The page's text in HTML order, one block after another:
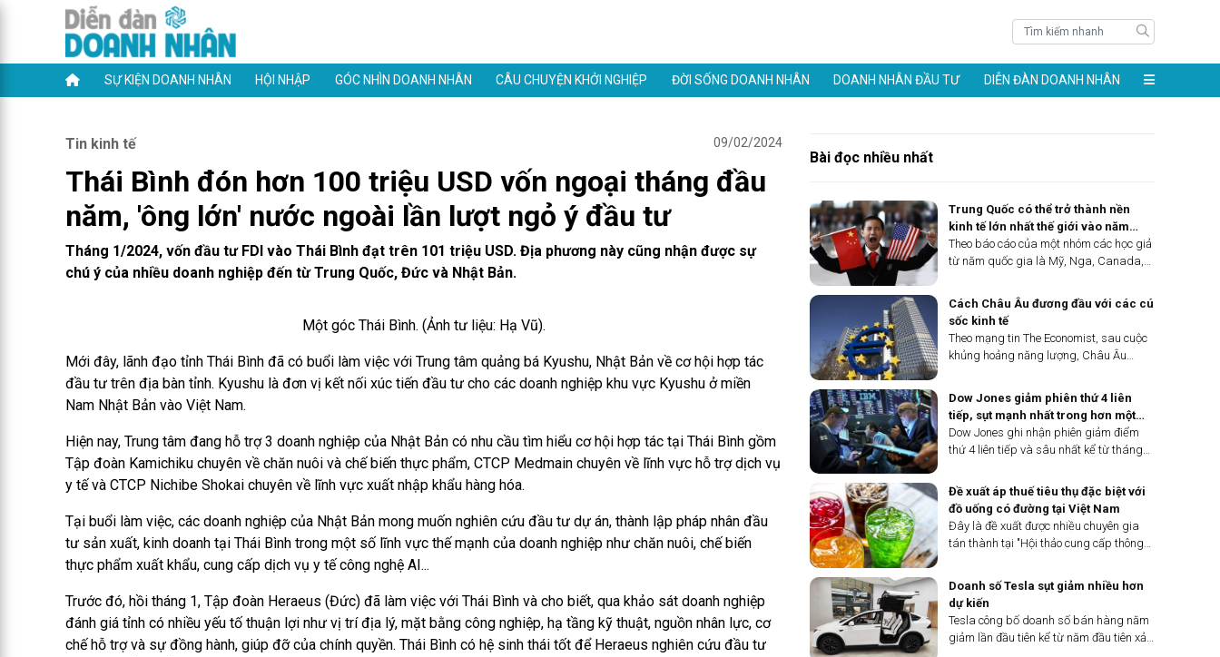
SỰ KIỆN DOANH NHÂN HỘI NHẬP GÓC NHÌN DOANH NHÂN CÂU CHUYỆN KHỞI NGHIỆP ĐỜI SỐNG DOANH NHÂN DOANH NHÂN ĐẦU TƯ DIỄN ĐÀN DOANH NHÂN
Tin kinh tế 09/02/2024
Thái Bình đón hơn 100 triệu USD vốn ngoại tháng đầu
năm, 'ông lớn' nước ngoài lần lượt ngỏ ý đầu tư
Tháng 1/2024, vốn đầu tư FDI vào Thái Bình đạt trên 101 triệu USD. Địa phương này cũng nhận được sự
chú ý của nhiều doanh nghiệp đến từ Trung Quốc, Đức và Nhật Bản.
Một góc Thái Bình. (Ảnh tư liệu: Hạ Vũ).
Mới đây, lãnh đạo tỉnh Thái Bình đã có buổi làm việc với Trung tâm quảng bá Kyushu, Nhật Bản về cơ hội hợp tác
đầu tư trên địa bàn tỉnh. Kyushu là đơn vị kết nối xúc tiến đầu tư cho các doanh nghiệp khu vực Kyushu ở miền
Nam Nhật Bản vào Việt Nam.
Hiện nay, Trung tâm đang hỗ trợ 3 doanh nghiệp của Nhật Bản có nhu cầu tìm hiểu cơ hội hợp tác tại Thái Bình gồm
Tập đoàn Kamichiku chuyên về chăn nuôi và chế biến thực phẩm, CTCP Medmain chuyên về lĩnh vực hỗ trợ dịch vụ
y tế và CTCP Nichibe Shokai chuyên về lĩnh vực xuất nhập khẩu hàng hóa.
Tại buổi làm việc, các doanh nghiệp của Nhật Bản mong muốn nghiên cứu đầu tư dự án, thành lập pháp nhân đầu
tư sản xuất, kinh doanh tại Thái Bình trong một số lĩnh vực thế mạnh của doanh nghiệp như chăn nuôi, chế biến
thực phẩm xuất khẩu, cung cấp dịch vụ y tế công nghệ AI...
Trước đó, hồi tháng 1, Tập đoàn Heraeus (Đức) đã làm việc với Thái Bình và cho biết, qua khảo sát doanh nghiệp
đánh giá tỉnh có nhiều yếu tố thuận lợi như vị trí địa lý, mặt bằng công nghiệp, hạ tầng kỹ thuật, nguồn nhân lực, cơ
chế hỗ trợ và sự đồng hành, giúp đỡ của chính quyền. Thái Bình có hệ sinh thái tốt để Heraeus nghiên cứu đầu tư
Bài đọc nhiều nhất
Trung Quốc có thể trở thành nền
kinh tế lớn nhất thế giới vào năm
2035 ​
Theo báo cáo của một nhóm các học giả
từ năm quốc gia là Mỹ, Nga, Canada,
một hội thảo quốc tế vừa qua, GDP của
Trung Quốc ước tính vượt Mỹ vào năm
2035.
Cách Châu Âu đương đầu với các cú
sốc kinh tế
Theo mạng tin The Economist, sau cuộc
khủng hoảng năng lượng, Châu Âu
hàng hóa và cảnh báo áp thuế quan từ
Mỹ.
Dow Jones giảm phiên thứ 4 liên
tiếp, sụt mạnh nhất trong hơn một
năm
Dow Jones ghi nhận phiên giảm điểm
thứ 4 liên tiếp và sâu nhất kể từ tháng
trường lo ngại Fed sẽ chưa vội cắt giảm
lãi suất.
Đề xuất áp thuế tiêu thụ đặc biệt với
đồ uống có đường tại Việt Nam
Đây là đề xuất được nhiều chuyên gia
tán thành tại "Hội thảo cung cấp thông
đường đối với sức khoẻ và vai trò của
chính sách thuế trong kiểm soát tiêu
dùng" được tổ chức sáng nay (5/4) tại
Hà Nội.
Doanh số Tesla sụt giảm nhiều hơn
dự kiến
Tesla công bố doanh số bán hàng năm
giảm lần đầu tiên kể từ năm đầu tiên xảy